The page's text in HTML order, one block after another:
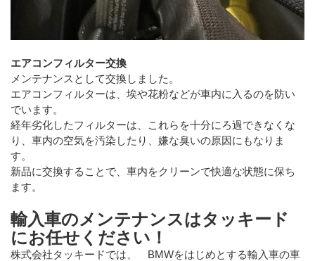
エアコンフィルター交換
メンテナンスとして交換しました。
エアコンフィルターは、埃や花粉などが車内に入るのを防い
でいます。
経年劣化したフィルターは、これらを十分にろ過できなくな
り、車内の空気を汚染したり、嫌な臭いの原因にもなりま
す。
新品に交換することで、車内をクリーンで快適な状態に保ち
ます。
輸入車のメンテナンスはタッキード
にお任せください！
株式会社タッキードでは、 BMWをはじめとする輸入車の車